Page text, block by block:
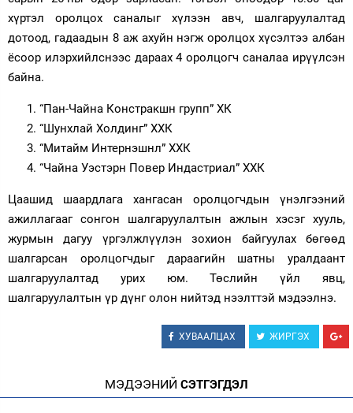
хүртэл оролцох саналыг хүлээн авч, шалгаруулалтад
дотоод, гадаадын 8 аж ахуйн нэгж оролцох хүсэлтээ албан
ёсоор илэрхийлснээс дараах 4 оролцогч саналаа ирүүлсэн
байна.
“Пан-Чайна Констракшн групп” ХК
“Шунхлай Холдинг” ХХК
“Митайм Интернэшнл” ХХК
“Чайна Уэстэрн Повер Индастриал” ХХК
Цаашид шаардлага хангасан оролцогчдын үнэлгээний
ажиллагааг сонгон шалгаруулалтын ажлын хэсэг хууль,
журмын дагуу үргэлжлүүлэн зохион байгуулах бөгөөд
шалгарсан оролцогчдыг дараагийн шатны уралдаант
шалгаруулалтад урих юм. Төслийн үйл явц,
шалгаруулалтын үр дүнг олон нийтэд нээлттэй мэдээлнэ.
ХУВААЛЦАХ ЖИРГЭХ
МЭДЭЭНИЙ СЭТГЭГДЭЛ